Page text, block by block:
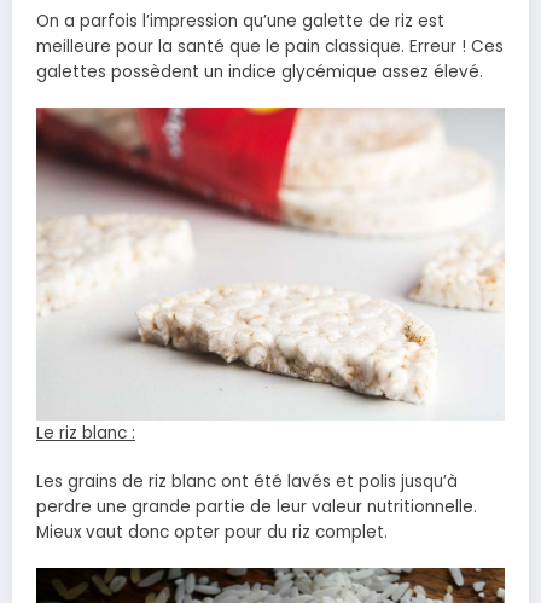
On a parfois l’impression qu’une galette de riz est
meilleure pour la santé que le pain classique. Erreur ! Ces
galettes possèdent un indice glycémique assez élevé.
Le riz blanc :
Les grains de riz blanc ont été lavés et polis jusqu’à
perdre une grande partie de leur valeur nutritionnelle.
Mieux vaut donc opter pour du riz complet.